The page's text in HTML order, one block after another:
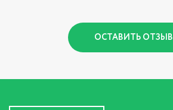
ОСТАВИТЬ ОТЗЫВ